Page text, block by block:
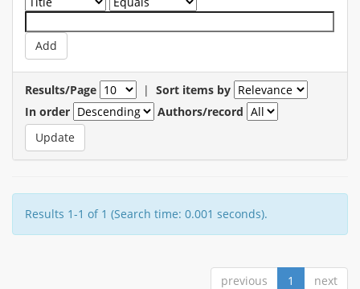
Results/Page | Sort items by
In order
Authors/record
Results 1-1 of 1 (Search time: 0.001 seconds).
previous 1 next